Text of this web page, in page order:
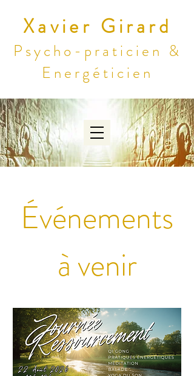
Xavier Girard
Psycho-praticien &
Energéticien
Événements
à venir